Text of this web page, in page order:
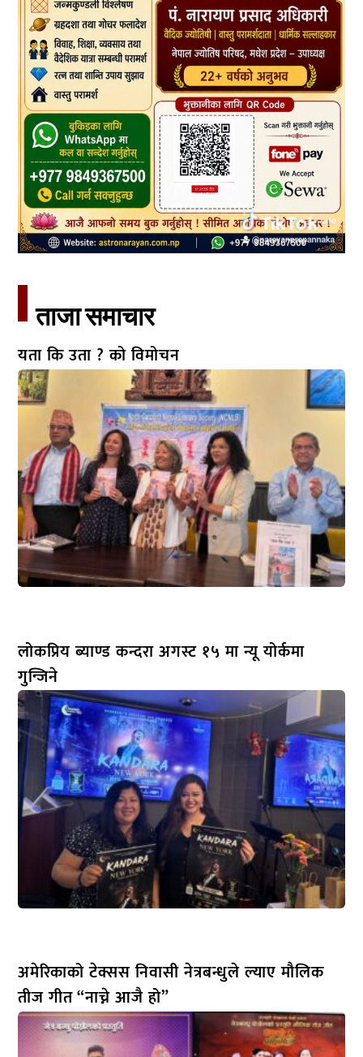
ताजा समाचार​
यता कि उता ? को विमोचन
लोकप्रिय ब्याण्ड कन्दरा अगस्ट १५ मा न्यू योर्कमा
गुन्जिने
अमेरिकाको टेक्सस निवासी नेत्रबन्धुले ल्याए मौलिक
तीज गीत “नाच्ने आजै हो”